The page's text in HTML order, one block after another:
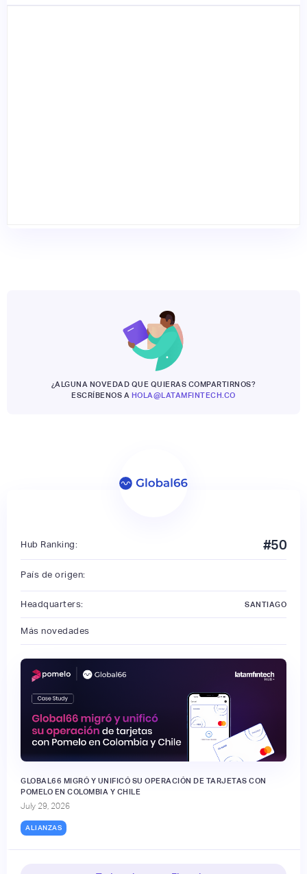
¿ALGUNA NOVEDAD QUE QUIERAS COMPARTIRNOS?
ESCRÍBENOS A HOLA@LATAMFINTECH.CO
Hub Ranking: #50
País de origen:
Headquarters: SANTIAGO
Más novedades
GLOBAL66 MIGRÓ Y UNIFICÓ SU OPERACIÓN DE TARJETAS CON
POMELO EN COLOMBIA Y CHILE
July 29, 2026
ALIANZAS